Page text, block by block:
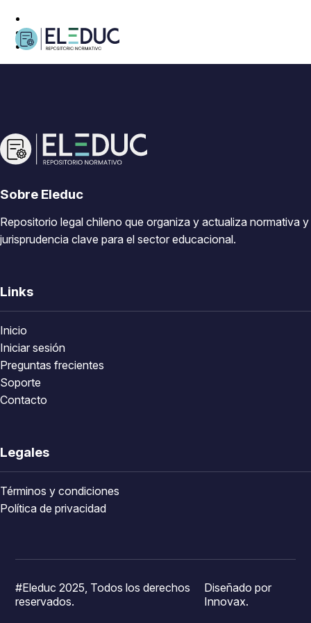
Sobre Eleduc
Repositorio legal chileno que organiza y actualiza normativa y
jurisprudencia clave para el sector educacional.
Links
Inicio
Iniciar sesión
Preguntas frecientes
Soporte
Contacto
Legales
Términos y condiciones
Política de privacidad
#Eleduc 2025, Todos los derechos
reservados.
Diseñado por
Innovax.